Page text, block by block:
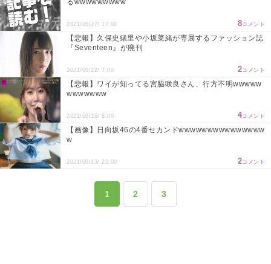
2021/06/27/ 17:00 8コメント
【悲報】久保史緒里や小坂菜緒が専属するファッション誌
『Seventeen』が廃刊
2021/06/22/ 7:00 2コメント
【悲報】ワイが知ってる宮脇咲良さん、行方不明wwwww
wwwwwww
2021/06/16/ 8:00 4コメント
【画像】日向坂46の4番セカンドwwwwwwwwwwwwwww
w
2021/06/13/ 22:00 2コメント
1 2 3